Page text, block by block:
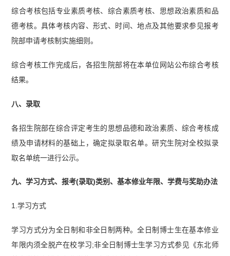
综合考核包括专业素质考核、综合素质考核、思想政治素质和品
德考核。具体考核内容、形式、时间、地点及其他要求参见报考
院部申请考核制实施细则。
综合考核工作完成后，各招生院部将在本单位网站公布综合考核
结果。
八、录取
各招生院部在综合评定考生的思想品德和政治素质、综合考核成
绩及申请材料的基础上，确定拟录取名单。研究生院对全校拟录
取名单统一进行公示。
九、学习方式、报考(录取)类别、基本修业年限、学费与奖助办法
1.学习方式
学习方式分为全日制和非全日制两种。全日制博士生在基本修业
年限内须全脱产在校学习;非全日制博士生学习方式参见《东北师